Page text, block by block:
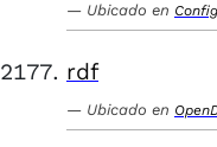
Ubicado en
rdf
Ubicado en